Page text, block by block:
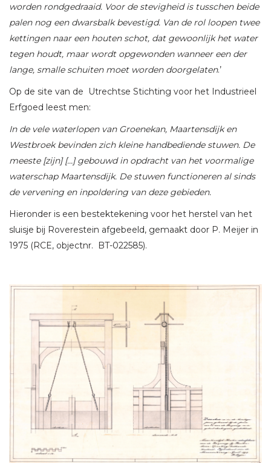
worden rondgedraaid. Voor de stevigheid is tusschen beide
palen nog een dwarsbalk bevestigd. Van de rol loopen twee
kettingen naar een houten schot, dat gewoonlijk het water
tegen houdt, maar wordt opgewonden wanneer een der
lange, smalle schuiten moet worden doorgelaten.’
Op de site van de Utrechtse Stichting voor het Industrieel
Erfgoed leest men:
In de vele waterlopen van Groenekan, Maartensdijk en
Westbroek bevinden zich kleine handbediende stuwen. De
meeste [zijn] […] gebouwd in opdracht van het voormalige
waterschap Maartensdijk. De stuwen functioneren al sinds
de vervening en inpoldering van deze gebieden.
Hieronder is een bestektekening voor het herstel van het
sluisje bij Roverestein afgebeeld, gemaakt door P. Meijer in
1975 (RCE, objectnr. BT-022585).